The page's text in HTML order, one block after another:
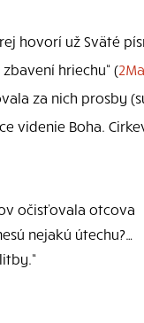
hovorí už Sväté
hriechu“ (
za nich prosby
videnie Boha.
očisťovala otcova
nejakú útechu?…